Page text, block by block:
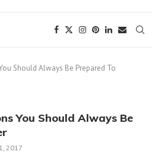
Should Always Be Prepared To
You Should Always Be
2017